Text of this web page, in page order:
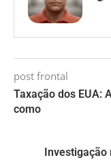
post frontal
Taxação dos EUA:
como